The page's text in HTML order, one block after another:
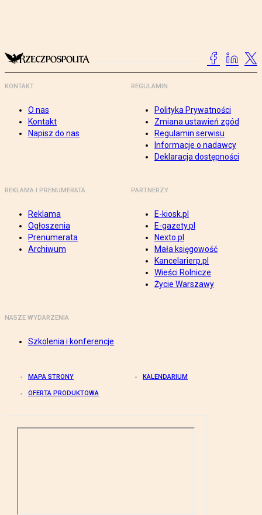
KONTAKT
O nas
Kontakt
Napisz do nas
REGULAMIN
Polityka Prywatności
Zmiana ustawień zgód
Regulamin serwisu
Informacje o nadawcy
Deklaracja dostępności
REKLAMA I PRENUMERATA
Reklama
Ogłoszenia
Prenumerata
Archiwum
PARTNERZY
E-kiosk.pl
E-gazety.pl
Nexto.pl
Mała księgowość
Kancelarierp.pl
Wieści Rolnicze
Życie Warszawy
NASZE WYDARZENIA
Szkolenia i konferencje
MAPA STRONY KALENDARIUM
OFERTA PRODUKTOWA